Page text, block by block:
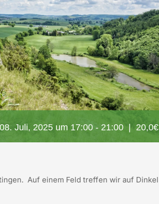
08. Juli, 2025 um 17:00- 21:00 20,0€
Auf einem Feld treffen wir auf Dinkel